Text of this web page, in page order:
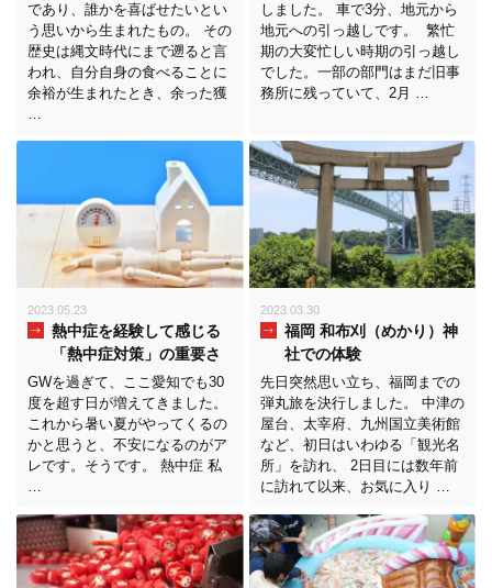
であり、誰かを喜ばせたいとい
う思いから生まれたもの。 その
歴史は縄文時代にまで遡ると言
われ、自分自身の食べることに
余裕が生まれたとき、余った獲
…
しました。 車で3分、地元から
地元への引っ越しです。 繁忙
期の大変忙しい時期の引っ越し
でした。一部の部門はまだ旧事
務所に残っていて、2月 …
2023.05.23
熱中症を経験して感じる
「熱中症対策」の重要さ
GWを過ぎて、ここ愛知でも30
度を超す日が増えてきました。
これから暑い夏がやってくるの
かと思うと、不安になるのがア
レです。そうです。 熱中症 私
…
2023.03.30
福岡 和布刈（めかり）神
社での体験
先日突然思い立ち、福岡までの
弾丸旅を決行しました。 中津の
屋台、太宰府、九州国立美術館
など、初日はいわゆる「観光名
所」を訪れ、 2日目には数年前
に訪れて以来、お気に入り …